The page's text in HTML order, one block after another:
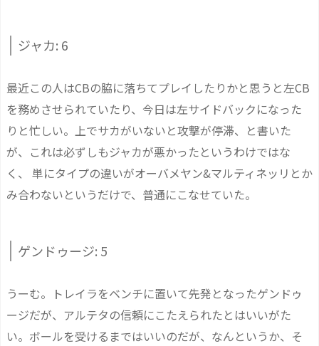
ジャカ: 6
最近この人はCBの脇に落ちてプレイしたりかと思うと左CB
を務めさせられていたり、今日は左サイドバックになった
りと忙しい。上でサカがいないと攻撃が停滞、と書いた
が、これは必ずしもジャカが悪かったというわけではな
く、 単にタイプの違いがオーバメヤン&マルティネッリとか
み合わないというだけで、普通にこなせていた。
ゲンドゥージ: 5
うーむ。トレイラをベンチに置いて先発となったゲンドゥ
ージだが、アルテタの信頼にこたえられたとはいいがた
い。ボールを受けるまではいいのだが、なんというか、そ